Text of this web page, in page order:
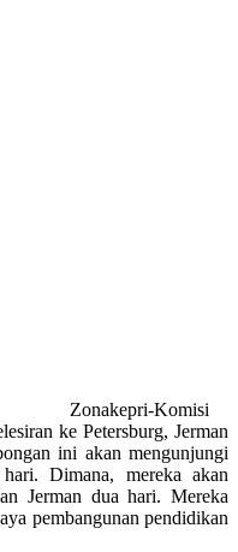
Zonakepri-Komisi
ke Petersburg, Jerman
ini akan mengunjungi
Dimana, mereka akan
Jerman dua hari. Mereka
pembangunan pendidikan